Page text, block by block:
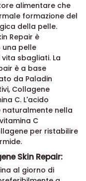
alimentare che
formazione del
della pelle.
Repair è
una pelle
sbagliati. La
è a base
da Paladin
Collagene
C. L'acido
naturalmente nella
C
per ristabilire
Skin Repair:
al giorno di